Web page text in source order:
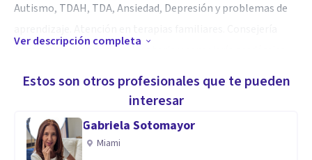
Autismo, TDAH, TDA, Ansiedad, Depresión y problemas de
Vocacional para jóvenes. Mentoria y consejería académica.
Psicóloga Cristiana enfocada en la sanidad y liberación
espiritual y personal de cada paciente. Trabajando la
Ver descripción completa
Estos son otros profesionales que te pueden
interesar
Gabriela Sotomayor
Miami